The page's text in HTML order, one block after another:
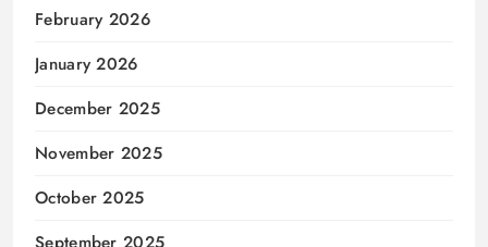
February 2026
January 2026
December 2025
November 2025
October 2025